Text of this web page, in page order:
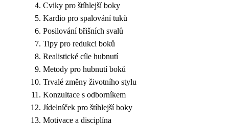
Cviky pro štíhlejší boky
Kardio pro spalování tuků
Posilování břišních svalů
Tipy pro redukci boků
Realistické cíle hubnutí
Metody pro hubnutí boků
Trvalé změny životního stylu
Konzultace s odborníkem
Jídelníček pro štíhlejší boky
Motivace a disciplína